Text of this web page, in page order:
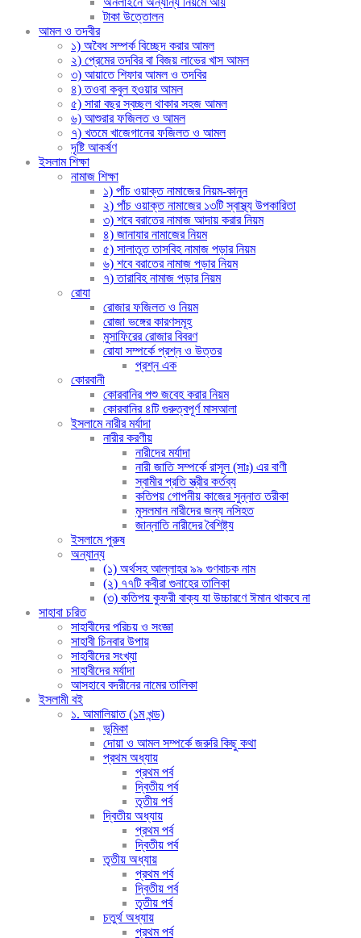
টাকা উত্তোলন
আমল ও তদবীর
১) অবৈধ সম্পর্ক বিচ্ছেদ করার আমল
২) প্রেমের তদবির বা বিজয় লাভের খাস আমল
৩) আয়াতে শিফার আমল ও তদবির
৪) তওবা কবুল হওয়ার আমল
৫) সারা বছর স্বচ্ছল থাকার সহজ আমল
৬) আশুরার ফজিলত ও আমল
৭) খতমে খাজেগানের ফজিলত ও আমল
দৃষ্টি আকর্ষণ
ইসলাম শিক্ষা
নামাজ শিক্ষা
১) পাঁচ ওয়াক্ত নামাজের নিয়ম-কানুন
২) পাঁচ ওয়াক্ত নামাজের ১৩টি স্বাস্থ্য উপকারিতা
৩) শবে বরাতের নামাজ আদায় করার নিয়ম
৪) জানাযার নামাজের নিয়ম
৫) সালাতুত তাসবিহ নামাজ পড়ার নিয়ম
৬) শবে বরাতের নামাজ পড়ার নিয়ম
৭) তারাবিহ নামাজ পড়ার নিয়ম
রোযা
রোজার ফজিলত ও নিয়ম
রোজা ভঙ্গের কারণসমূহ
মুসাফিরের রোজার বিবরণ
রোযা সম্পর্কে প্রশ্ন ও উত্তর
প্রশ্ন এক
কোরবানী
কোরবানির পশু জবেহ করার নিয়ম
কোরবানির ৪টি গুরুত্বপূর্ণ মাসআলা
ইসলামে নারীর মর্যাদা
নারীর করণীয়
নারীদের মর্যাদা
নারী জাতি সম্পর্কে রাসূল (সাঃ) এর বাণী
স্বামীর প্রতি স্ত্রীর কর্তব্য
কতিপয় গোপনীয় কাজের সুন্নাত তরীকা
মুসলমান নারীদের জন্য নসিহত
জান্নাতি নারীদের বৈশিষ্ট্য
ইসলামে পুরুষ
অন্যান্য
(১) অর্থসহ আল্লাহর ৯৯ গুণবাচক নাম
(২) ৭৭টি কবীরা গুনাহের তালিকা
(৩) কতিপয় কুফরী বাক্য যা উচ্চারণে ঈমান থাকবে না
সাহাবা চরিত
সাহাবীদের পরিচয় ও সংজ্ঞা
সাহাবী চিনবার উপায়
সাহাবীদের সংখ্যা
সাহাবীদের মর্যাদা
আসহাবে বদরীনের নামের তালিকা
ইসলামী বই
১. আমালিয়াত (১ম খন্ড)
ভূমিকা
দোয়া ও আমল সম্পর্কে জরুরি কিছু কথা
প্রথম অধ্যায়
প্রথম পর্ব
দ্বিতীয় পর্ব
তৃতীয় পর্ব
দ্বিতীয় অধ্যায়
প্রথম পর্ব
দ্বিতীয় পর্ব
তৃতীয় অধ্যায়
প্রথম পর্ব
দ্বিতীয় পর্ব
তৃতীয় পর্ব
চতুর্থ অধ্যায়
প্রথম পর্ব